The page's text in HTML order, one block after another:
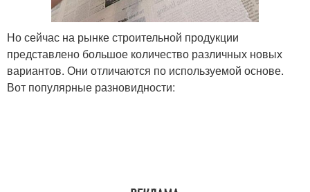
Но сейчас на рынке строительной продукции
представлено большое количество различных новых
вариантов. Они отличаются по используемой основе.
Вот популярные разновидности: